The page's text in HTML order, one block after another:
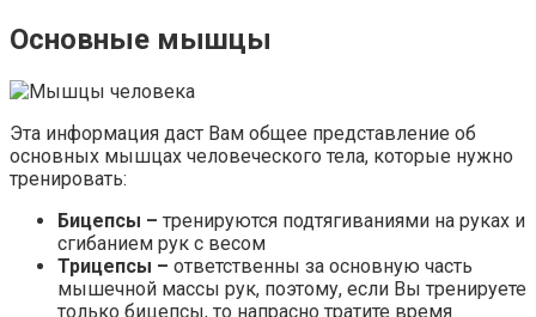
Основные мышцы
Эта информация даст Вам общее представление об
основных мышцах человеческого тела, которые нужно
тренировать:
Бицепсы – тренируются подтягиваниями на руках и
сгибанием рук с весом
Трицепсы – ответственны за основную часть
мышечной массы рук, поэтому, если Вы тренируете
только бицепсы, то напрасно тратите время